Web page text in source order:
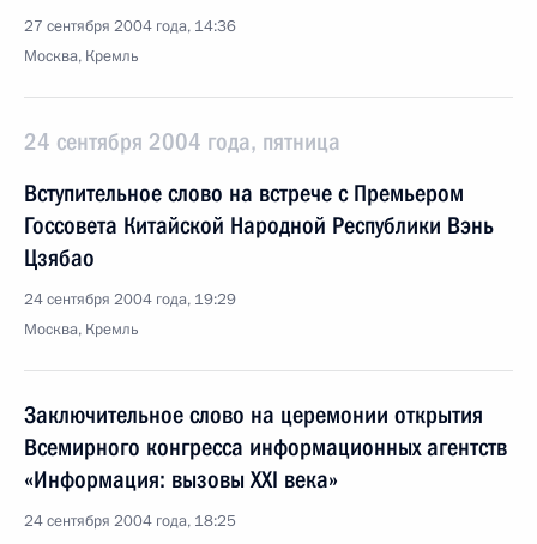
27 сентября 2004 года, 14:36
Москва, Кремль
24 сентября 2004 года, пятница
Вступительное слово на встрече с Премьером
Госсовета Китайской Народной Республики Вэнь
Цзябао
24 сентября 2004 года, 19:29
Москва, Кремль
Заключительное слово на церемонии открытия
Всемирного конгресса информационных агентств
«Информация: вызовы XXI века»
24 сентября 2004 года, 18:25